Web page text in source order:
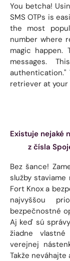
You betcha!
SMS OTPs is
the most
number where
magic happen.
messages.
retriever at
Existuje nejaké
z čísla
Bez šance!
služby
Fort Knox a
najvyššou
bezpečnostné
Aj keď sú
žiadne
verejnej
Takže neváhajte